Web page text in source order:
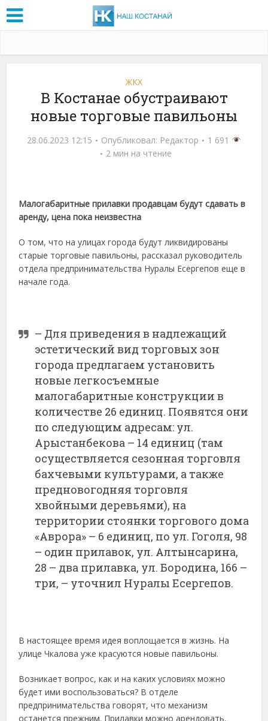
ЖКХ
В Костанае обустраивают
новые торговые павильоны
28.06.2023 12:15 Опубликовал: Редактор
1 691
2 мин на чтение
Малогабаритные прилавки продавцам будут сдавать в
аренду, цена пока неизвестна
О том, что на улицах города будут ликвидированы
старые торговые павильоны, рассказал руководитель
отдела предпринимательства Нуралы Есергепов еще в
начале года.
– Для приведения в надлежащий
эстетический вид торговых зон
города предлагаем установить
новые легкосъемные
малогабаритные конструкции в
количестве 26 единиц. Появятся они
по следующим адресам: ул.
Арыстанбекова – 14 единиц (там
осуществляется сезонная торговля
бахчевыми культурами, а также
предновогодняя торговля
хвойными деревьями), на
территории стоянки торгового дома
«Аврора» – 6 единиц, по ул. Гоголя, 98
– один прилавок, ул. Алтынсарина,
28 – два прилавка, ул. Бородина, 166 –
три, – уточнил Нуралы Есергепов.
В настоящее время идея воплощается в жизнь. На
улице Чкалова уже красуются новые павильоны.
Возникает вопрос, как и на каких условиях можно
будет ими воспользоваться? В отделе
предпринимательства говорят, что механизм
останется прежним. Прилавки можно арендовать.